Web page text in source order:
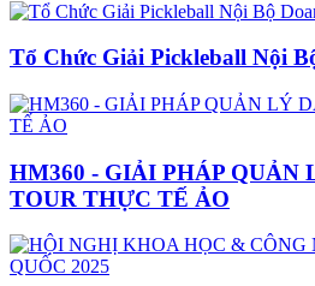
Tổ Chức Giải Pickleball Nội
HM360 - GIẢI PHÁP QUẢN
TOUR THỰC TẾ ẢO